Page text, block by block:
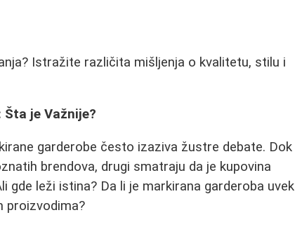
Istražite različita mišljenja o kvalitetu, stilu i
Šta je Važnije?
garderobe često izaziva žustre debate. Dok
brendova, drugi smatraju da je kupovina
gde leži istina? Da li je markirana garderoba uvek
proizvodima?